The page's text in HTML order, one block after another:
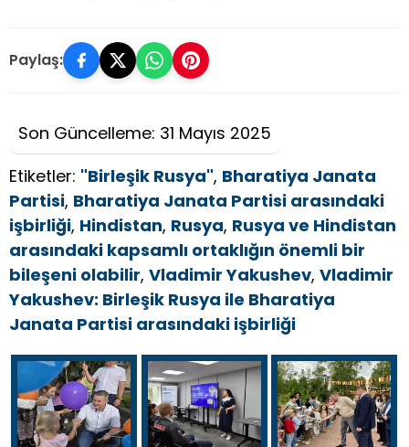
Paylaş:
Son Güncelleme: 31 Mayıs 2025
Etiketler: "Birleşik Rusya", Bharatiya Janata
Partisi, Bharatiya Janata Partisi arasındaki
işbirliği, Hindistan, Rusya, Rusya ve Hindistan
arasındaki kapsamlı ortaklığın önemli bir
bileşeni olabilir, Vladimir Yakushev, Vladimir
Yakushev: Birleşik Rusya ile Bharatiya
Janata Partisi arasındaki işbirliği